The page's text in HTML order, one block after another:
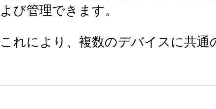
よび管理できます。
これにより、複数のデバイスに共通